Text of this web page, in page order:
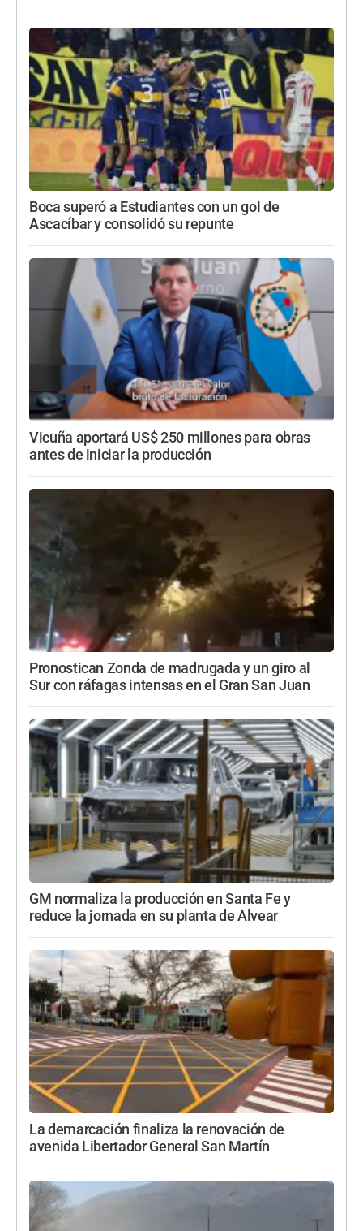
Boca superó a Estudiantes con un gol de
Ascacíbar y consolidó su repunte
Vicuña aportará US$ 250 millones para obras
antes de iniciar la producción
Pronostican Zonda de madrugada y un giro al
Sur con ráfagas intensas en el Gran San Juan
GM normaliza la producción en Santa Fe y
reduce la jornada en su planta de Alvear
La demarcación finaliza la renovación de
avenida Libertador General San Martín